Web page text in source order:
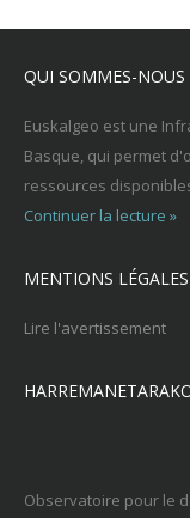
QUI SOMMES-NOUS
Euskalgeo est une
Basque, qui permet
ressources
Continuer la lecture »
MENTIONS LÉGALES
Lire l'avertissement
Observatoire pour le